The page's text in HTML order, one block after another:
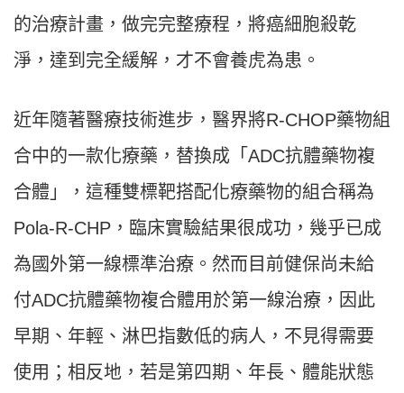
的治療計畫，做完完整療程，將癌細胞殺乾
淨，達到完全緩解，才不會養虎為患。
近年隨著醫療技術進步，醫界將R-CHOP藥物組
合中的一款化療藥，替換成「ADC抗體藥物複
合體」，這種雙標靶搭配化療藥物的組合稱為
Pola-R-CHP，臨床實驗結果很成功，幾乎已成
為國外第一線標準治療。然而目前健保尚未給
付ADC抗體藥物複合體用於第一線治療，因此
早期、年輕、淋巴指數低的病人，不見得需要
使用；相反地，若是第四期、年長、體能狀態